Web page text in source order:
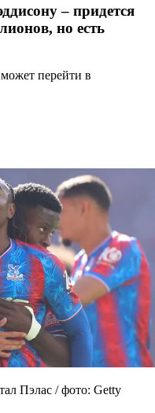
– придется
но есть
перейти в
Пэлас / фото: Getty